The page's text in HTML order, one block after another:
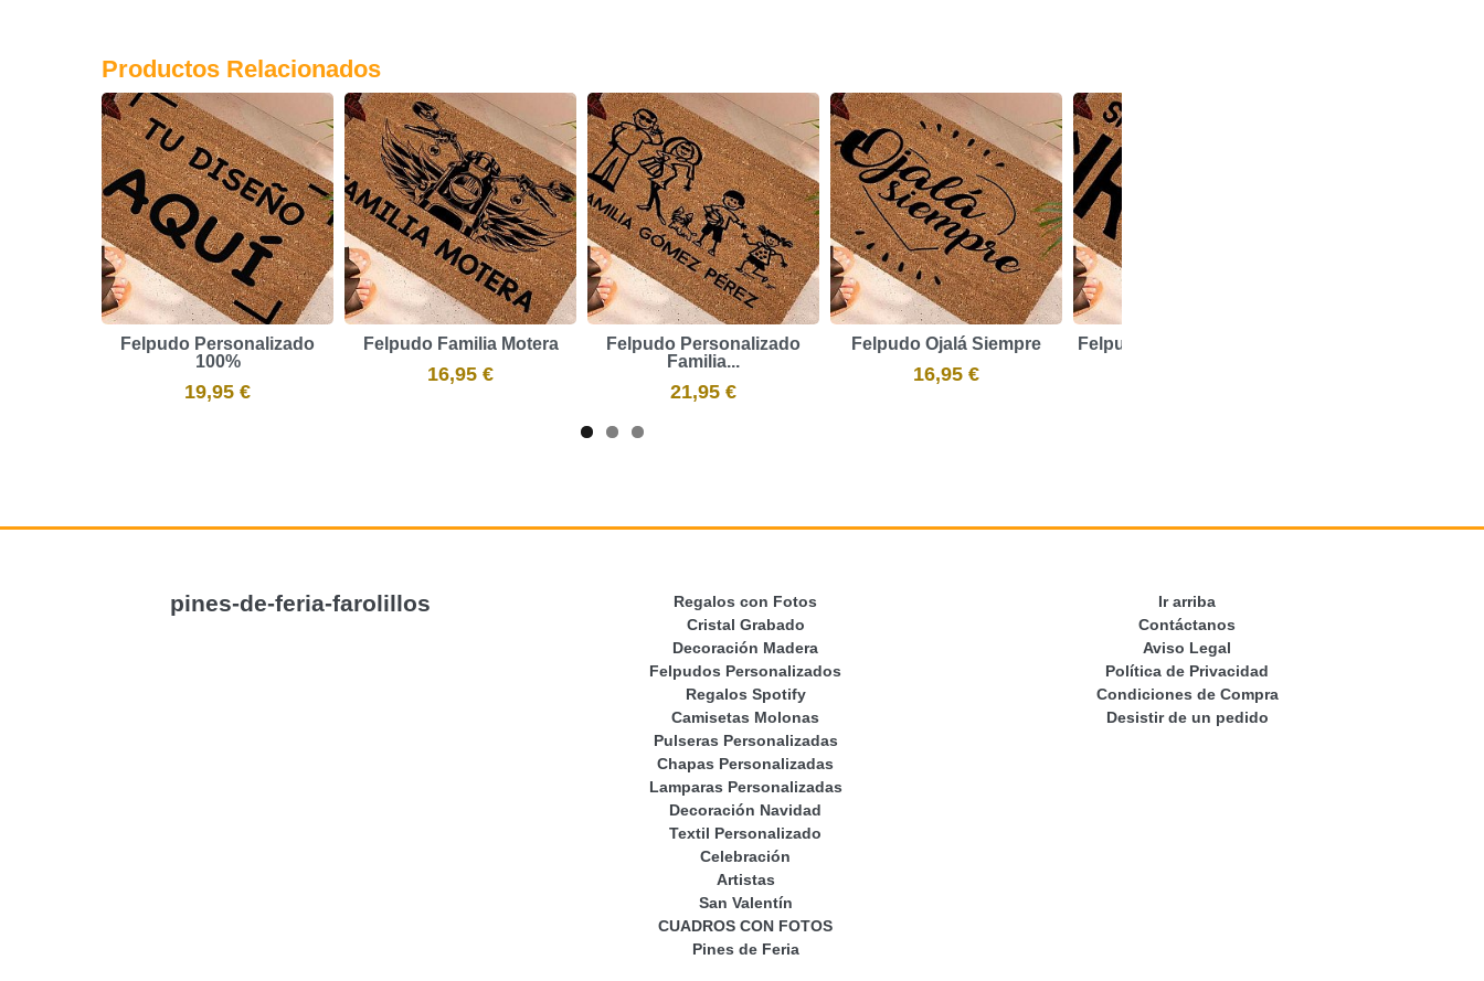
Productos Relacionados
Felpudo Personalizado
100%
19,95 €
Felpudo Familia Motera
16,95 €
Felpudo Personalizado
Familia...
21,95 €
Felpudo Ojalá Siempre
16,95 €
Felpudo Si Me Queréis Irse
pines-de-feria-farolillos
Regalos con Fotos
Cristal Grabado
Decoración Madera
Felpudos Personalizados
Regalos Spotify
Camisetas Molonas
Pulseras Personalizadas
Chapas Personalizadas
Lamparas Personalizadas
Decoración Navidad
Textil Personalizado
Celebración
Artistas
San Valentín
CUADROS CON FOTOS
Pines de Feria
Ir arriba
Contáctanos
Aviso Legal
Política de Privacidad
Condiciones de Compra
Desistir de un pedido